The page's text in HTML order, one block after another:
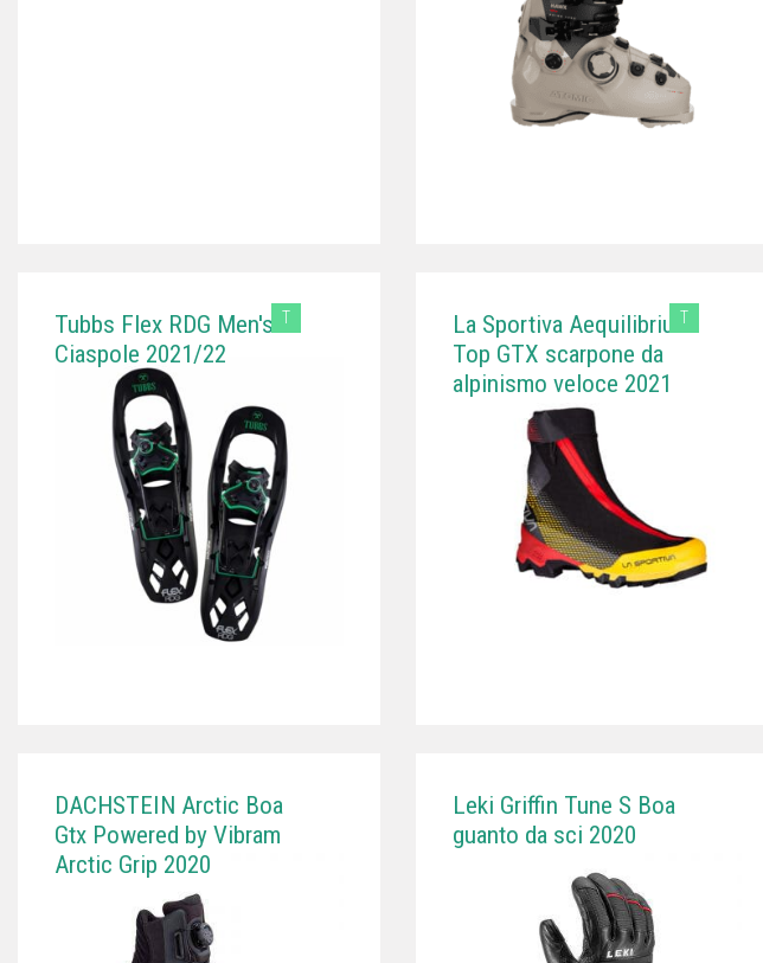
T
Tubbs Flex RDG Men's
Ciaspole 2021/22
T
La Sportiva Aequilibrium
Top GTX scarpone da
alpinismo veloce 2021
DACHSTEIN Arctic Boa
Gtx Powered by Vibram
Arctic Grip 2020
Leki Griffin Tune S Boa
guanto da sci 2020